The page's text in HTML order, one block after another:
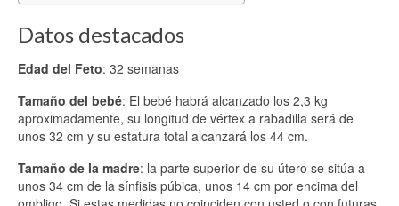
Datos destacados
Edad del Feto: 32 semanas
Tamaño del bebé: El bebé habrá alcanzado los 2,3 kg
aproximadamente, su longitud de vértex a rabadilla será de
unos 32 cm y su estatura total alcanzará los 44 cm.
Tamaño de la madre: la parte superior de su útero se sitúa a
unos 34 cm de la sínfisis púbica, unos 14 cm por encima del